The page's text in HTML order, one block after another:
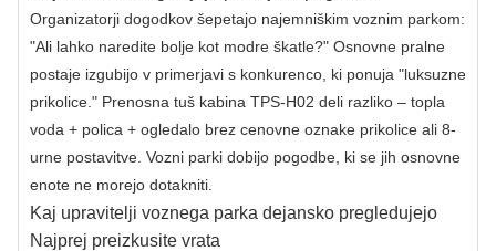
Organizatorji dogodkov šepetajo najemniškim voznim parkom:
"Ali lahko naredite bolje kot modre škatle?" Osnovne pralne
postaje izgubijo v primerjavi s konkurenco, ki ponuja "luksuzne
prikolice." Prenosna tuš kabina TPS-H02 deli razliko – topla
voda + polica + ogledalo brez cenovne oznake prikolice ali 8-
urne postavitve. Vozni parki dobijo pogodbe, ki se jih osnovne
enote ne morejo dotakniti.
Kaj upravitelji voznega parka dejansko pregledujejo
Najprej preizkusite vrata